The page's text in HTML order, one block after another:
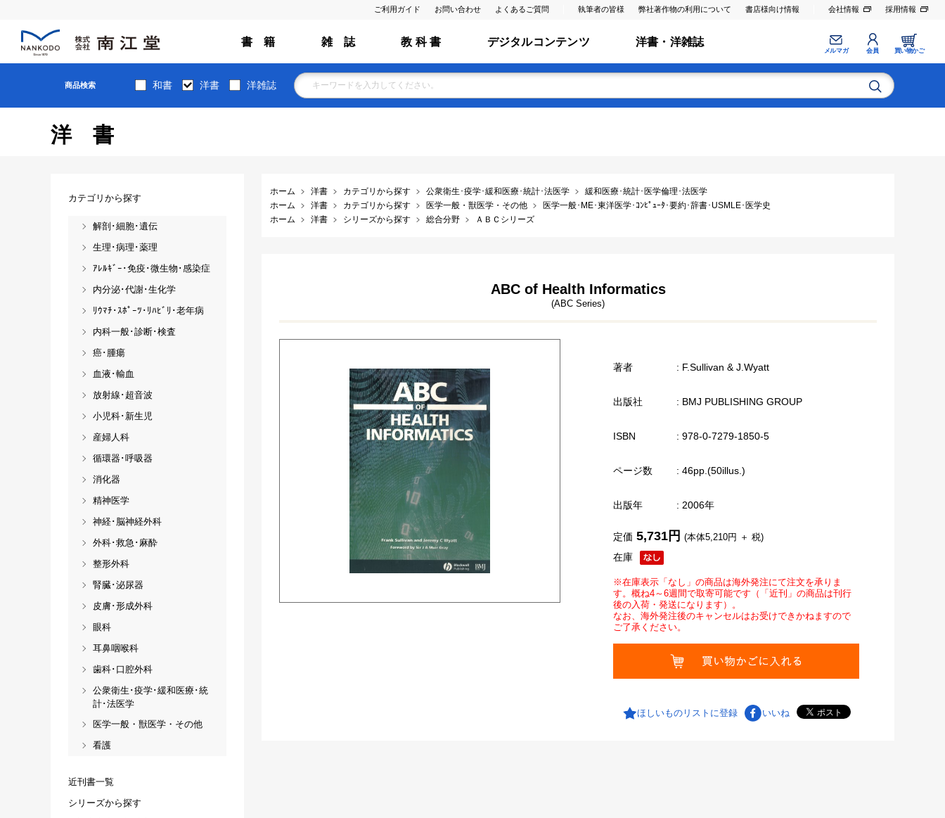
ご利用ガイド お問い合わせ よくあるご質問 執筆者の皆様 弊社著作物の利用について 書店様向け情報 会社情報 採用情報
書 籍 雑 誌 教 科 書 デジタルコンテンツ 洋書・洋雑誌
メルマガ 会員 買い物かご
商品検索 和書 洋書 洋雑誌
洋書
ホーム 洋書 カテゴリから探す 公衆衛生･疫学･緩和医療･統計･法医学
緩和医療･統計･医学倫理･法医学
ホーム
洋書 カテゴリから探す 医学一般・獣医学・その他
医学一般･ME･東洋医学･ｺﾝﾋﾟｭｰﾀ･要約･辞書･USMLE･医学史
ホーム
洋書 シリーズから探す 総合分野 ＡＢＣシリーズ
ABC of Health Informatics
(ABC Series)
著者 : F.Sullivan & J.Wyatt
出版社 : BMJ PUBLISHING GROUP
ISBN : 978-0-7279-1850-5
ページ数 : 46pp.(50illus.)
出版年 : 2006年
在庫
定価 5,731円 (本体5,210円 ＋ 税)
※在庫表示「なし」の商品は海外発注にて注文を承りま
す。概ね4～6週間で取寄可能です（「近刊」の商品は刊行
後の入荷・発送になります）。
なお、海外発注後のキャンセルはお受けできかねますので
ご了承ください。
ほしいものリストに登録 いいね
カテゴリから探す
解剖･細胞･遺伝
生理･病理･薬理
ｱﾚﾙｷﾞｰ･免疫･微生物･感染症
内分泌･代謝･生化学
ﾘｳﾏﾁ･ｽﾎﾟｰﾂ･ﾘﾊﾋﾞﾘ･老年病
内科一般･診断･検査
癌･腫瘍
血液･輸血
放射線･超音波
小児科･新生児
産婦人科
循環器･呼吸器
消化器
精神医学
神経･脳神経外科
外科･救急･麻酔
整形外科
腎臓･泌尿器
皮膚･形成外科
眼科
耳鼻咽喉科
歯科･口腔外科
公衆衛生･疫学･緩和医療･統
計･法医学
医学一般・獣医学・その他
看護
近刊書一覧
シリーズから探す